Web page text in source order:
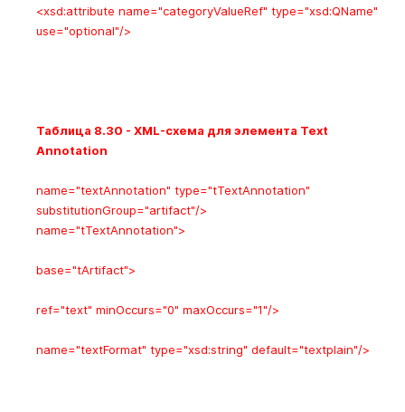
<xsd:attribute name="categoryValueRef" type="xsd:QName"
use="optional"/>
Таблица 8.30 - XML-схема для элемента Text
Annotation
name="textAnnotation" type="tTextAnnotation"
substitutionGroup="artifact"/>
name="tTextAnnotation">
base="tArtifact">
ref="text" minOccurs="0" maxOccurs="1"/>
name="textFormat" type="xsd:string" default="textplain"/>